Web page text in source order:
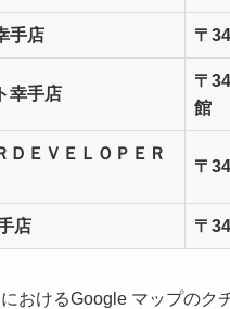
手店 〒
幸手店
〒
館
ＤＥＶＥＬＯＰＥＲ
〒
店 〒
おけるGoogle マップのク